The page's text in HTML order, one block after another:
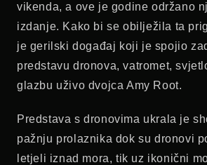
vikenda, a ove je godine održano
izdanje. Kako bi se obilježila ta
je gerilski događaj koji je spojio
predstavu dronova, vatromet,
glazbu uživo dvojca Amy Root.
Predstava s dronovima ukrala je
pažnju prolaznika dok su dronovi
letjeli iznad mora, tik uz ikonični